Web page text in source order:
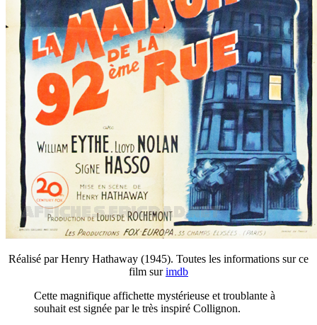
Réalisé par Henry Hathaway (1945). Toutes les informations sur ce
film surimdb
Cette magnifique affichette mystérieuse et troublante à
souhait est signée par le très inspiré Collignon.